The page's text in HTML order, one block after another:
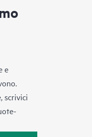
e
scrivici